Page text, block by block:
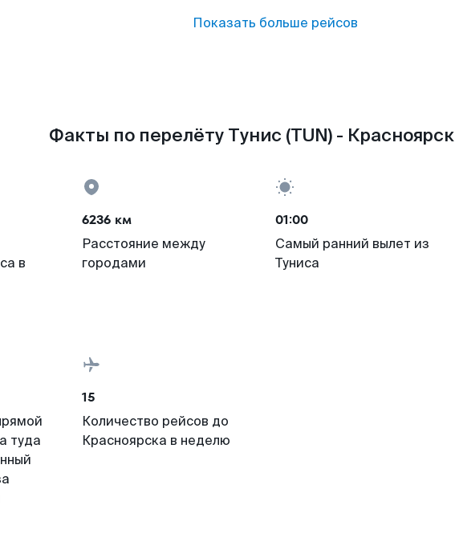
Показать больше рейсов
Факты по перелёту Тунис (TUN) -
в
6236 км
Расстояние между
городами
01:00
Самый ранний вылет из
Туниса
туда
15
Количество рейсов до
Красноярска в неделю